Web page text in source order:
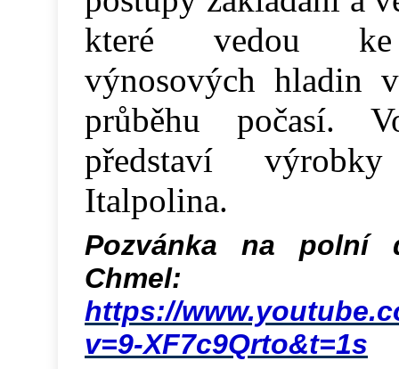
které vedou ke
výnosových hladin
průběhu počasí.
představí výrobky
Italpolina.
Pozvánka na polní
Chmel:
https://
v=9-XF7c9Qrto&t=1s